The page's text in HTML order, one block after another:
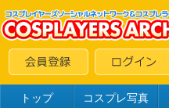
トップ コスプレ写真